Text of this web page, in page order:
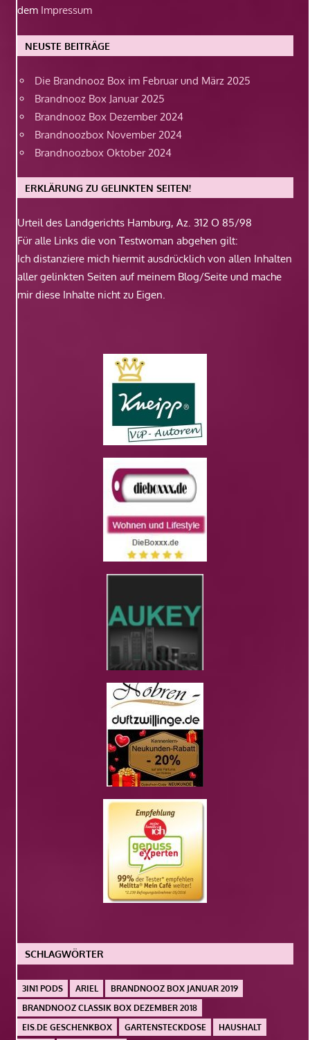
dem Impressum
NEUSTE BEITRÄGE
Die Brandnooz Box im Februar und März 2025
Brandnooz Box Januar 2025
Brandnooz Box Dezember 2024
Brandnoozbox November 2024
Brandnoozbox Oktober 2024
ERKLÄRUNG ZU GELINKTEN SEITEN!
Urteil des Landgerichts Hamburg, Az. 312 O 85/98
Für alle Links die von Testwoman abgehen gilt:
Ich distanziere mich hiermit ausdrücklich von allen Inhalten
aller gelinkten Seiten auf meinem Blog/Seite und mache
mir diese Inhalte nicht zu Eigen.
SCHLAGWÖRTER
3IN1 PODS ARIEL
BRANDNOOZ BOX JANUAR 2019
BRANDNOOZ CLASSIK BOX DEZEMBER 2018
EIS.DE GESCHENKBOX
GARTENSTECKDOSE HAUSHALT